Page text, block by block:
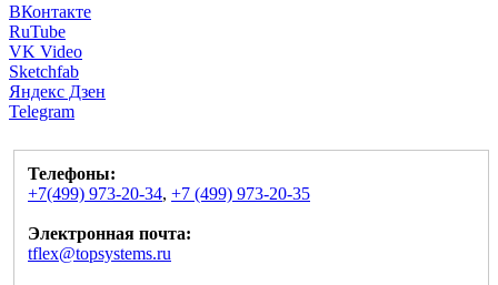
ВКонтакте
RuTube
VK Video
Sketchfab
Яндекс Дзен
Telegram
Телефоны:
+7(499) 973-20-34, +7 (499) 973-20-35
Электронная почта:
tflex@topsystems.ru